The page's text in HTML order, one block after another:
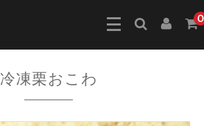
0
冷凍栗おこわ